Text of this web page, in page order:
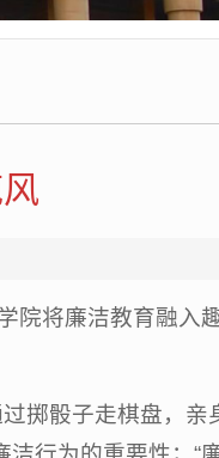
院将廉洁教育融入
掷骰子走棋盘，亲